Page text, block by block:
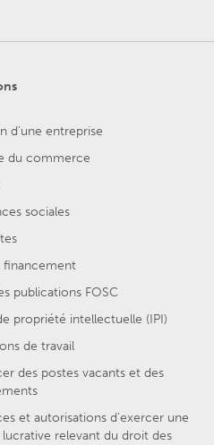
d'une entreprise
du commerce
sociales
financement
publications FOSC
propriété intellectuelle (IPI)
de travail
des postes vacants et des
et autorisations d’exercer une
relevant du droit des